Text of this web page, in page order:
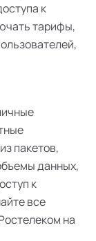
к
тарифы,
пакетов,
данных,
к
все
на